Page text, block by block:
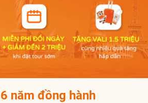
năm đồng hành